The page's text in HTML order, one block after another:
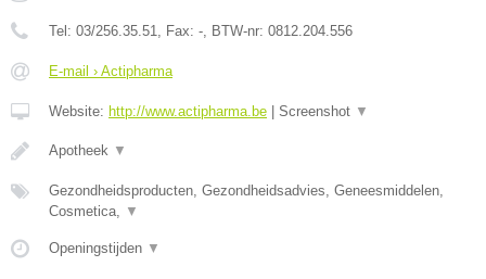
Tel: 03/256.35.51, Fax: -, BTW-nr: 0812.204.556
E-mail › Actipharma
Website: http://www.actipharma.be Screenshot ▼
Apotheek ▼
Gezondheidsproducten, Gezondheidsadvies, Geneesmiddelen,
Cosmetica, ▼
Openingstijden ▼